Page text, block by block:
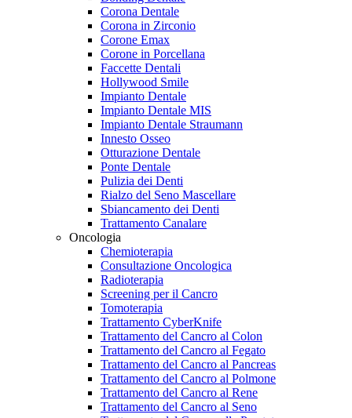
Corona Dentale
Corona in Zirconio
Corone Emax
Corone in Porcellana
Faccette Dentali
Hollywood Smile
Impianto Dentale
Impianto Dentale MIS
Impianto Dentale Straumann
Innesto Osseo
Otturazione Dentale
Ponte Dentale
Pulizia dei Denti
Rialzo del Seno Mascellare
Sbiancamento dei Denti
Trattamento Canalare
Oncologia
Chemioterapia
Consultazione Oncologica
Radioterapia
Screening per il Cancro
Tomoterapia
Trattamento CyberKnife
Trattamento del Cancro al Colon
Trattamento del Cancro al Fegato
Trattamento del Cancro al Pancreas
Trattamento del Cancro al Polmone
Trattamento del Cancro al Rene
Trattamento del Cancro al Seno